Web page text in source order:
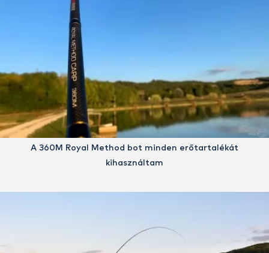
A 360M Royal Method bot minden erőtartalékát
kihasználtam